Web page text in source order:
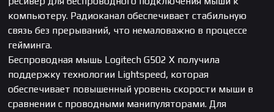
компьютеру. Радиоканал обеспечивает стабильную
связь без прерываний, что немаловажно в процессе
гейминга.
Беспроводная мышь Logitech G502 X получила
поддержку технологии Lightspeed, которая
обеспечивает повышенный уровень скорости мыши в
сравнении с проводными манипуляторами. Для